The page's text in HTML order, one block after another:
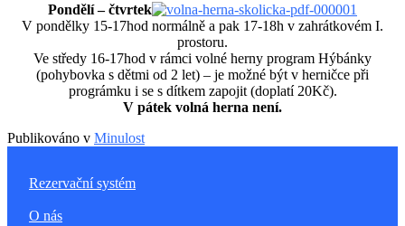
Pondělí – čtvrtek
V pondělky 15-17hod normálně a pak 17-18h v zahrátkovém I.
prostoru.
Ve středy 16-17hod v rámci volné herny program Hýbánky
(pohybovka s dětmi od 2 let) – je možné být v herničce při
prográmku i se s dítkem zapojit (doplatí 20Kč).
V pátek volná herna není.
Publikováno v Minulost
Rezervační systém
O nás